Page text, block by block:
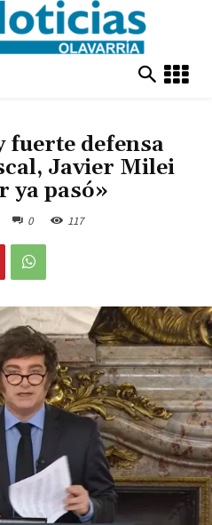
fuerte defensa
Javier Milei
ya pasó»
0 117